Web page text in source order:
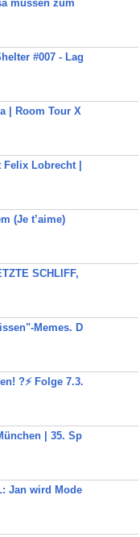
müssen zum
#007 - Lag
| Room Tour X
Felix Lobrecht |
(Je t’aime)
SCHLIFF,
Memes. D
?⚡️ Folge 7.3.
| 35. Sp
Jan wird Mode